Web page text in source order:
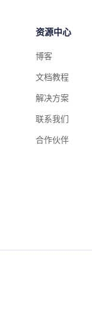
资源中心
博客
文档教程
解决方案
联系我们
合作伙伴